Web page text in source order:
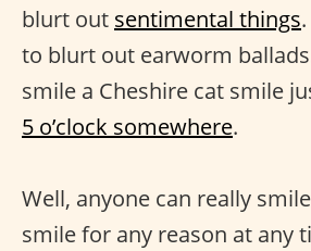
blurt out sentimental things
to blurt out earworm
smile a Cheshire cat smile
5 o’clock somewhere.
Well, anyone can really
smile for any reason at any